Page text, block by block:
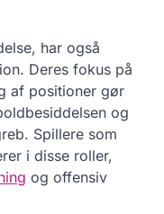
har også
Deres fokus på
af positioner gør
og
Spillere som
i disse roller,
og offensiv